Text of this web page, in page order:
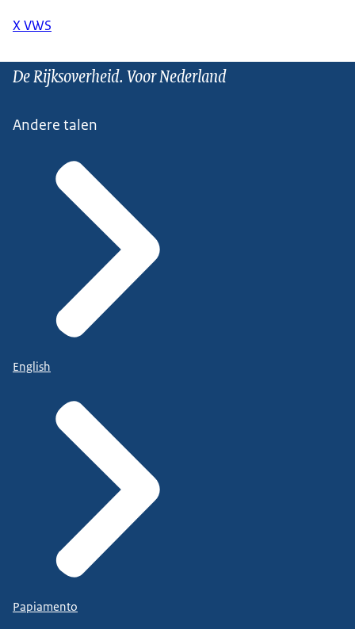
X VWS
De Rijksoverheid. Voor Nederland
Andere talen
English
Papiamento